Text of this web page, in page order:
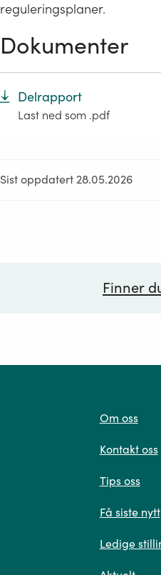
reguleringsplaner.
Dokumenter
Delrapport
Last ned som .pdf
Sist oppdatert 28.05.2026
Finner
Spør oss
Om oss
Kontakt oss
Tips oss
Få siste nytt
Ledige